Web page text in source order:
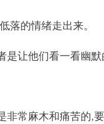
落的情绪走出来。
让他们看一看幽默
非常麻木和痛苦的,